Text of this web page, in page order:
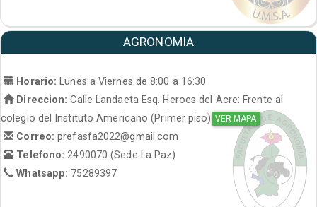
AGRONOMIA
Horario:
Lunes a Viernes de 8:00 a 16:30
Direccion: Calle Landaeta Esq. Heroes del Acre: Frente al
colegio del Instituto Americano (Primer piso) VER MAPA
Correo:prefasfa2022@gmail.com
Telefono: 2490070 (Sede La Paz)
Whatsapp: 75289397